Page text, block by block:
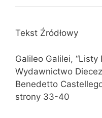
Tekst Źródłowy
Galileo Galilei, “Listy
Wydawnictwo
Benedetto
strony 33-40